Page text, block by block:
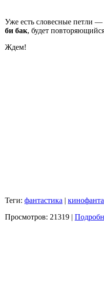
Уже есть словесные петли —
би бак, будет
Ждем!
Теги: фантастика |
Просмотров: 21319 |